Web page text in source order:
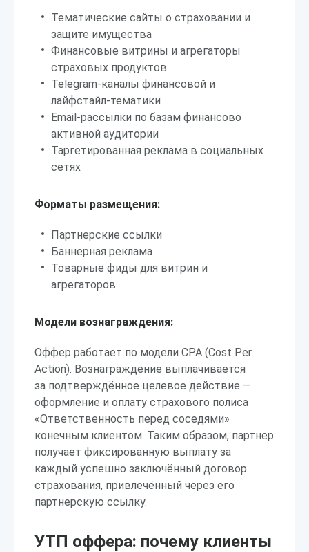
Тематические сайты о страховании и
защите имущества
Финансовые витрины и агрегаторы
страховых продуктов
Telegram-каналы финансовой и
лайфстайл-тематики
Email-рассылки по базам финансово
активной аудитории
Таргетированная реклама в социальных
сетях
Форматы размещения:
Партнерские ссылки
Баннерная реклама
Товарные фиды для витрин и
агрегаторов
Модели вознаграждения:
Оффер работает по модели CPA (Cost Per
Action). Вознаграждение выплачивается
за подтверждённое целевое действие —
оформление и оплату страхового полиса
«Ответственность перед соседями»
конечным клиентом. Таким образом, партнер
получает фиксированную выплату за
каждый успешно заключённый договор
страхования, привлечённый через его
партнерскую ссылку.
УТП оффера: почему клиенты